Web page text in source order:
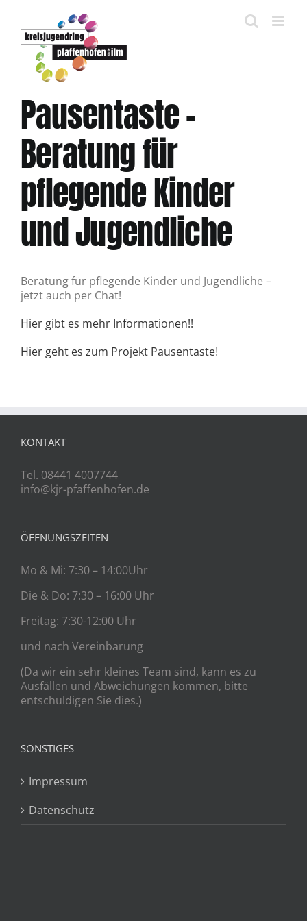
springen
Pausentaste –
Beratung für
pflegende Kinder
und Jugendliche
Beratung für pflegende Kinder und Jugendliche –
jetzt auch per Chat!
Hier gibt es mehr Informationen!!
Hier geht es zum Projekt Pausentaste!
KONTAKT
Tel. 08441 4007744
info@kjr-pfaffenhofen.de
ÖFFNUNGSZEITEN
Mo & Mi: 7:30 – 14:00Uhr
Die & Do: 7:30 – 16:00 Uhr
Freitag: 7:30-12:00 Uhr
und nach Vereinbarung
(Da wir ein sehr kleines Team sind, kann es zu
Ausfällen und Abweichungen kommen, bitte
entschuldigen Sie dies.)
SONSTIGES
Impressum
Datenschutz